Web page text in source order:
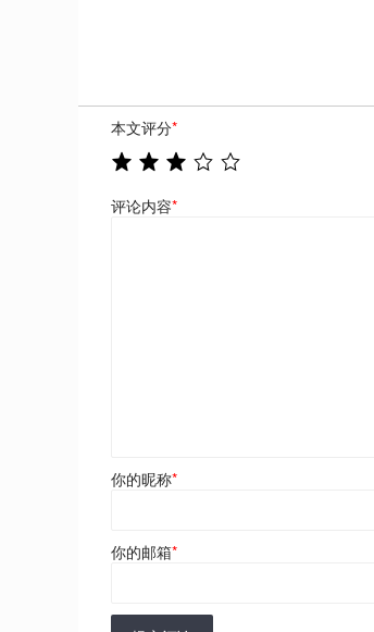
本文评分*
评论内容*
你的昵称*
你的邮箱*